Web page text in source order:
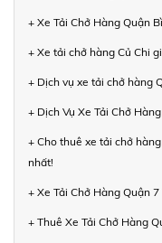
+ Xe Tải Chở Hàng Quận
+ Xe tải chở hàng Củ Chi
+ Dịch vụ xe tải chở hàng
+ Dịch Vụ Xe Tải Chở
+ Cho thuê xe tải chở
nhất!
+ Xe Tải Chở Hàng Quận
+ Thuê Xe Tải Chở Hàng